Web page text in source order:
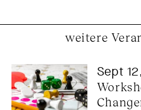
weitere
Sept